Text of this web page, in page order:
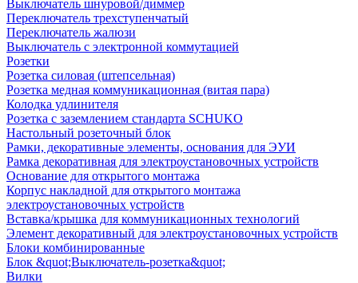
Выключатель шнуровой/диммер
Переключатель трехступенчатый
Переключатель жалюзи
Выключатель с электронной коммутацией
Розетки
Розетка силовая (штепсельная)
Розетка медная коммуникационная (витая пара)
Колодка удлинителя
Розетка с заземлением стандарта SCHUKO
Настольный розеточный блок
Рамки, декоративные элементы, основания для ЭУИ
Рамка декоративная для электроустановочных устройств
Основание для открытого монтажа
Корпус накладной для открытого монтажа
электроустановочных устройств
Вставка/крышка для коммуникационных технологий
Элемент декоративный для электроустановочных устройств
Блоки комбинированные
Блок &quot;Выключатель-розетка&quot;
Вилки